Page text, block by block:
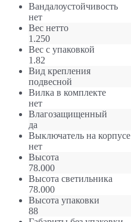
Вандалоустойчивость
нет
Вес нетто
1.250
Вес с упаковкой
1.82
Вид крепления
подвесной
Вилка в комплекте
нет
Влагозащищенный
да
Выключатель на корпусе
нет
Высота
78.000
Высота светильника
78.000
Высота упаковки
88